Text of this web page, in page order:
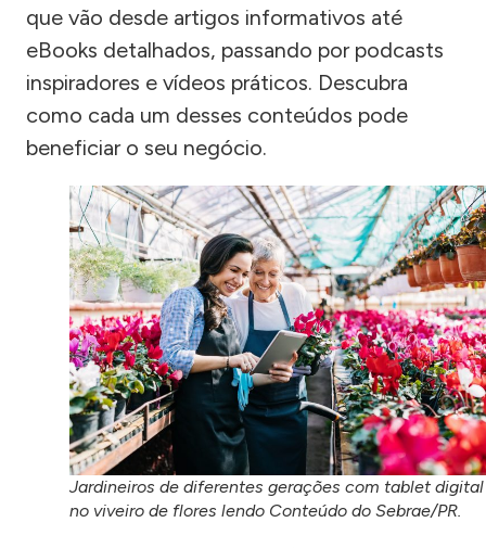
que vão desde artigos informativos até
eBooks detalhados, passando por podcasts
inspiradores e vídeos práticos. Descubra
como cada um desses conteúdos pode
beneficiar o seu negócio.
Jardineiros de diferentes gerações com tablet digital
no viveiro de flores lendo Conteúdo do Sebrae/PR.